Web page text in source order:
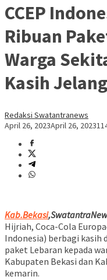
CCEP
Ribuan
Warga
Kasih
Redaksi Swatantranews
April 26, 2023April 26, 2023
Kab.Bekasi
Hijriah, Coca-Cola
Indonesia) berbagi kasih
paket Lebaran kepada
Kabupaten Bekasi dan
kemarin.